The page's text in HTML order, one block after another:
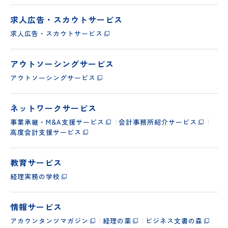
求人広告・スカウトサービス
求人広告・スカウトサービス
アウトソーシングサービス
アウトソーシングサービス
ネットワークサービス
事業承継・M&A支援サービス
会計事務所紹介サービス
高度会計支援サービス
教育サービス
経理実務の学校
情報サービス
アカウンタンツマガジン 経理の薬 ビジネス文書の森